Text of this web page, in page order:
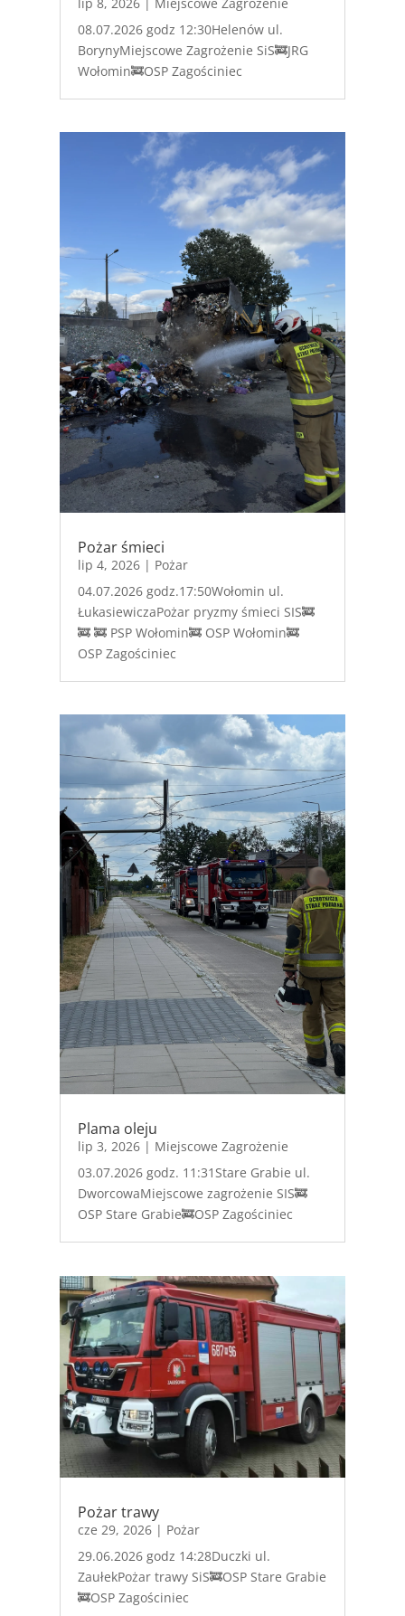
08.07.2026 godz 12:30Helenów ul.
BorynyMiejscowe Zagrożenie SiS🚒JRG
Wołomin🚒OSP Zagościniec
Pożar śmieci
lip 4, 2026 | Pożar
04.07.2026 godz.17:50Wołomin ul.
ŁukasiewiczaPożar pryzmy śmieci SIS🚒
🚒 🚒 PSP Wołomin🚒 OSP Wołomin🚒
OSP Zagościniec
Plama oleju
lip 3, 2026 | Miejscowe Zagrożenie
03.07.2026 godz. 11:31Stare Grabie ul.
DworcowaMiejscowe zagrożenie SIS🚒
OSP Stare Grabie🚒OSP Zagościniec
Pożar trawy
cze 29, 2026 | Pożar
29.06.2026 godz 14:28Duczki ul.
ZaułekPożar trawy SiS🚒OSP Stare Grabie
🚒OSP Zagościniec